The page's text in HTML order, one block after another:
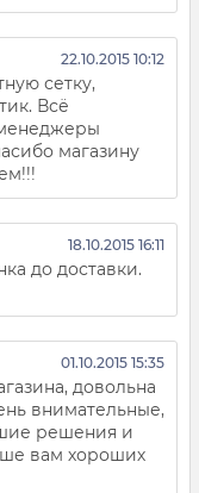
22.10.2015 10:12
сетку,
Всё
магазину
18.10.2015 16:11
до доставки.
01.10.2015 15:35
довольна
внимательные,
решения и
вам хороших